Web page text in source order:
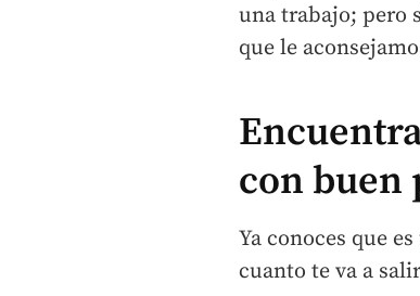
una trabajo; pero
que le
con buen
Ya conoces que
cuanto te va a